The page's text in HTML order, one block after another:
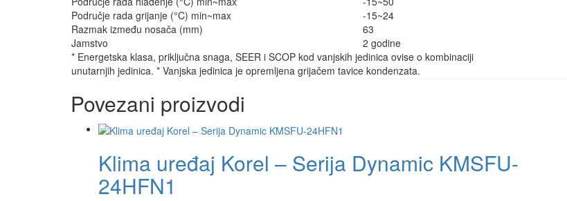
Područje rada grijanje (°C) min~max
-15~24
Razmak između nosača (mm)
63
Jamstvo
2 godine
* Energetska klasa, priključna snaga, SEER i SCOP kod vanjskih jedinica ovise o kombinaciji
unutarnjih jedinica. * Vanjska jedinica je opremljena grijačem tavice kondenzata.
Povezani proizvodi
Klima uređaj Korel – Serija Dynamic KMSFU-
24HFN1